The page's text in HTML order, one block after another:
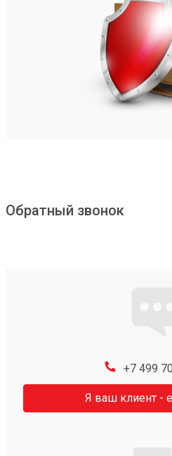
Обратный звонок
+7 499
Я ваш клиент -